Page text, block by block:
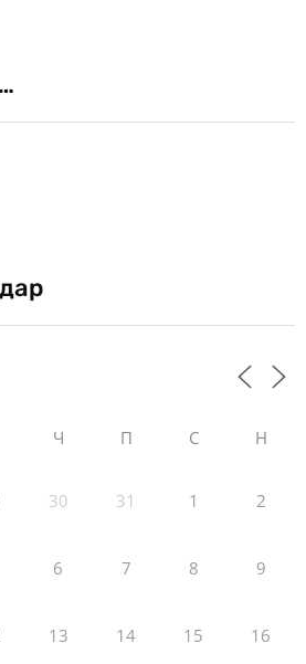
Ч П С Н
30 31 1 2
6 7 8 9
13 14 15 16